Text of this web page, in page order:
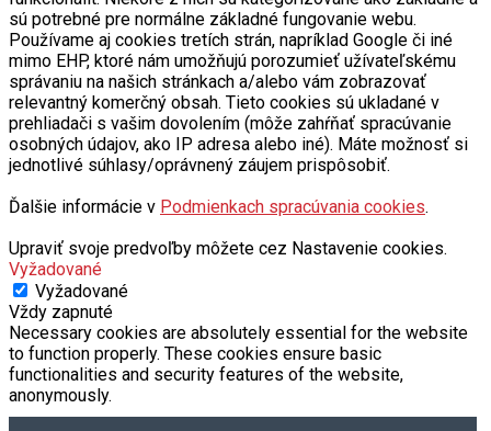
sú potrebné pre normálne základné fungovanie webu.
Používame aj cookies tretích strán, napríklad Google či iné
mimo EHP, ktoré nám umožňujú porozumieť užívateľskému
správaniu na našich stránkach a/alebo vám zobrazovať
relevantný komerčný obsah. Tieto cookies sú ukladané v
prehliadači s vašim dovolením (môže zahŕňať spracúvanie
osobných údajov, ako IP adresa alebo iné). Máte možnosť si
jednotlivé súhlasy/oprávnený záujem prispôsobiť.
Ďalšie informácie v Podmienkach spracúvania cookies.
Upraviť svoje predvoľby môžete cez Nastavenie cookies.
Vyžadované
Vyžadované
Vždy zapnuté
Necessary cookies are absolutely essential for the website
to function properly. These cookies ensure basic
functionalities and security features of the website,
anonymously.